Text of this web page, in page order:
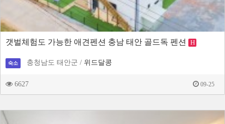
갯벌체험도 가능한 애견펜션 충남 태안 골드독 펜션 H
숙소 충청남도 태안군 / 위드달콩
6627 09-25